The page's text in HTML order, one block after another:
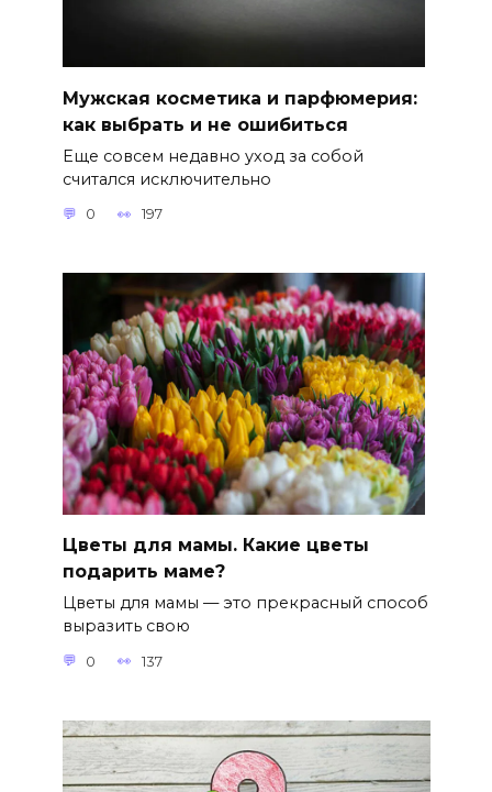
Мужская косметика и парфюмерия:
как выбрать и не ошибиться
Еще совсем недавно уход за собой
считался исключительно
0 197
Цветы для мамы. Какие цветы
подарить маме?
Цветы для мамы — это прекрасный способ
выразить свою
0 137